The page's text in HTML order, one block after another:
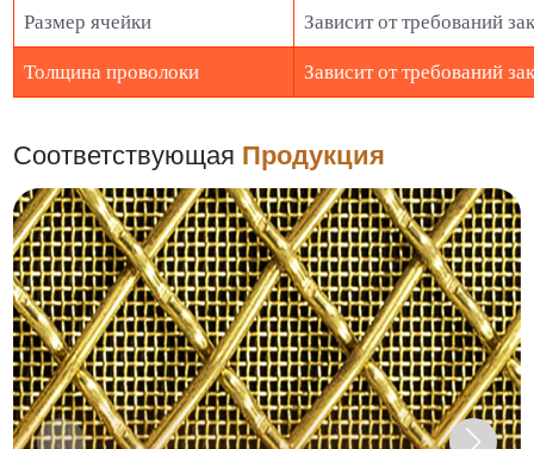
Размер ячейки Зависит от требований
Толщина проволоки Зависит от требований
Соответствующая Продукция